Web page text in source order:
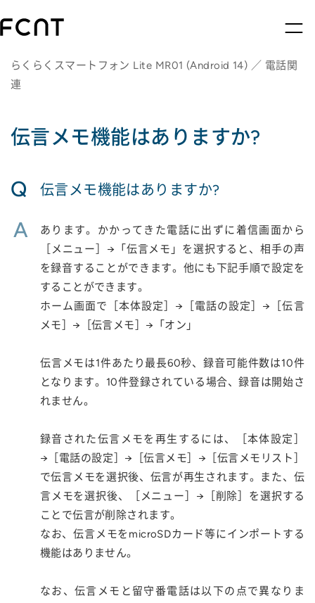
らくらくスマートフォン Lite MR01 (Android 14) ／ 電話関
連
伝言メモ機能はありますか?
Q 伝言メモ機能はありますか?
A
あります。かかってきた電話に出ずに着信画面から
［メニュー］→「伝言メモ」を選択すると、相手の声
を録音することができます。他にも下記手順で設定を
することができます。
ホーム画面で［本体設定］→［電話の設定］→［伝言
メモ］→［伝言メモ］→「オン」
伝言メモは1件あたり最長60秒、録音可能件数は10件
となります。10件登録されている場合、録音は開始さ
れません。
録音された伝言メモを再生するには、［本体設定］
→［電話の設定］→［伝言メモ］→［伝言メモリスト］
で伝言メモを選択後、伝言が再生されます。また、伝
言メモを選択後、［メニュー］→［削除］を選択する
ことで伝言が削除されます。
なお、伝言メモをmicroSDカード等にインポートする
機能はありません。
なお、伝言メモと留守番電話は以下の点で異なりま